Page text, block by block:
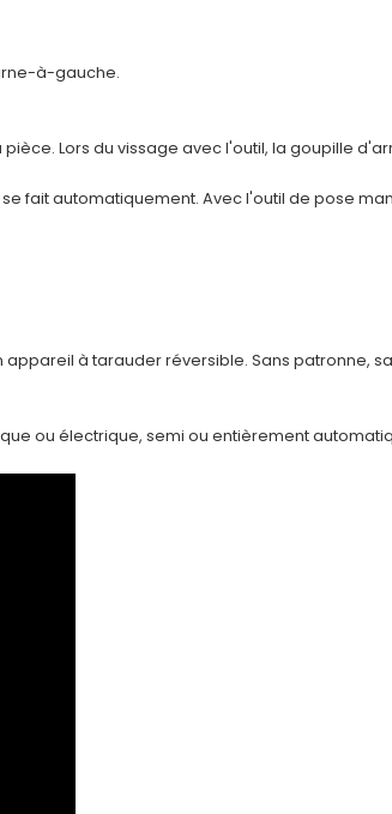
à-gauche.
Lors du vissage avec l'outil, la goupille
fait automatiquement. Avec l'outil de pose
à tarauder réversible. Sans patronne,
ou électrique, semi ou entièrement